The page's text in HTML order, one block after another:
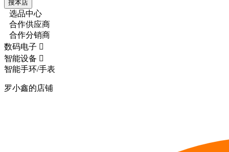
搜本店
选品中心
合作供应商
合作分销商
数码电子 
智能设备 
智能手环/手表
罗小鑫的店铺